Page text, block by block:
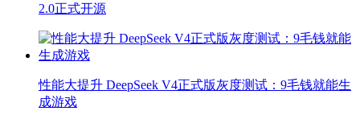
2.0正式开源
性能大提升 DeepSeek V4正式版灰度测试：9毛钱就能生
成游戏